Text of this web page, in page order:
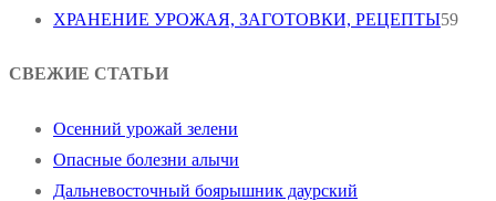
ХРАНЕНИЕ УРОЖАЯ, ЗАГОТОВКИ, РЕЦЕПТЫ59
СВЕЖИЕ СТАТЬИ
Осенний урожай зелени
Опасные болезни алычи
Дальневосточный боярышник даурский